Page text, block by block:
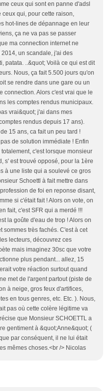
ceux qui sont en panne d'adsl
qui, pour cette raison,
hot-lines de dépannage en leur
ça ne va pas se passer
ma connection internet ne
un scandale, j'ai des
patata. ..&quot; Voilà ce qui est dit
Nous, ça fait 5.500 jours qu'on
se rendre dans une gare ou un
connection. Alors c'est vrai que le
les comptes rendus municipaux.
vrai&quot; j'ai dans mes
rendus depuis 17 ans).
15 ans, ca fait un peu tard !
de solution immédiate ! Enfin
c'est lorsque monsieur
s' est trouvé opposé, pour la 1ère
à une liste qui a soulevé ce gros
Schoettl à fait mettre dans
de foi en reponse disant,
si c'était fait ! Alors on vote, on
fait, c'est SFR qui a merdé !!!
la goûte d'eau de trop ! Alors on
sommes très fachés. C'est à cet
lecteurs, découvrez ces
mais imaginez 30sc que votre
plus pendant... allez, 15
votre réaction surtout quand
met de l'argent partout (piste de
à neige, gros feux d'artifices,
en tous genres, etc. Etc. ). Nous,
pas où cette colère légitime va
que Monsieur SCHOETTL a
gentiment à &quot;Anne&quot; (
par conséquent, il ne lui était
mêmes choses.<br /> Nicolas